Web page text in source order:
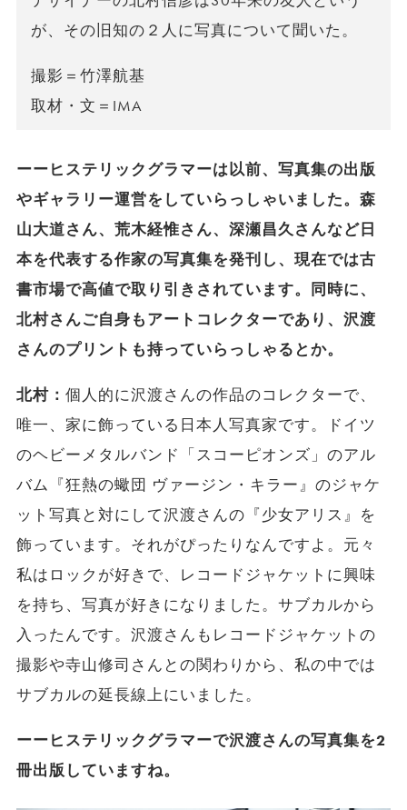
が、その旧知の２人に写真について聞いた。
撮影＝竹澤航基
取材・文＝IMA
ーーヒステリックグラマーは以前、写真集の出版
やギャラリー運営をしていらっしゃいました。森
山大道さん、荒木経惟さん、深瀬昌久さんなど日
本を代表する作家の写真集を発刊し、現在では古
書市場で高値で取り引きされています。同時に、
北村さんご自身もアートコレクターであり、沢渡
さんのプリントも持っていらっしゃるとか。
北村： 個人的に沢渡さんの作品のコレクターで、
唯一、家に飾っている日本人写真家です。ドイツ
のヘビーメタルバンド「スコーピオンズ」のアル
バム『狂熱の蠍団 ヴァージン・キラー』のジャケ
ット写真と対にして沢渡さんの『少女アリス』を
飾っています。それがぴったりなんですよ。元々
私はロックが好きで、レコードジャケットに興味
を持ち、写真が好きになりました。サブカルから
入ったんです。沢渡さんもレコードジャケットの
撮影や寺山修司さんとの関わりから、私の中では
サブカルの延長線上にいました。
ーーヒステリックグラマーで沢渡さんの写真集を2
冊出版していますね。